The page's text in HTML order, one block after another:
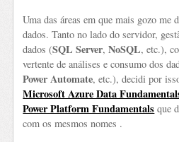
Uma das áreas em que mais gozo me
dados. Tanto no lado do servidor,
dados (SQL Server,NoSQL, etc.),
vertente de análises e consumo dos
Power Automate, etc.), decidi por
Microsoft Azure Data
Power Platform Fundamentals que
com os mesmos nomes .